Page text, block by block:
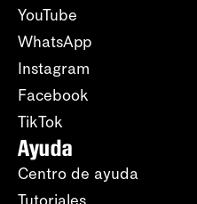
YouTube
WhatsApp
Instagram
Facebook
TikTok
Ayuda
Centro de ayuda